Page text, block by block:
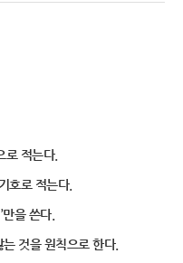
로 적는다.
호로 적는다.
을 쓴다.
것을 원칙으로 한다.